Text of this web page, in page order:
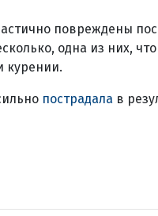
повреждены
одна из них,
курении.
пострадала в